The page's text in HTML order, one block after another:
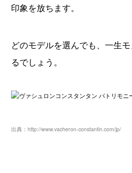
印象を放ちます。
どのモデルを選んでも、一生
るでしょう。
出典：http://www.vacheron-constantin.com/jp/